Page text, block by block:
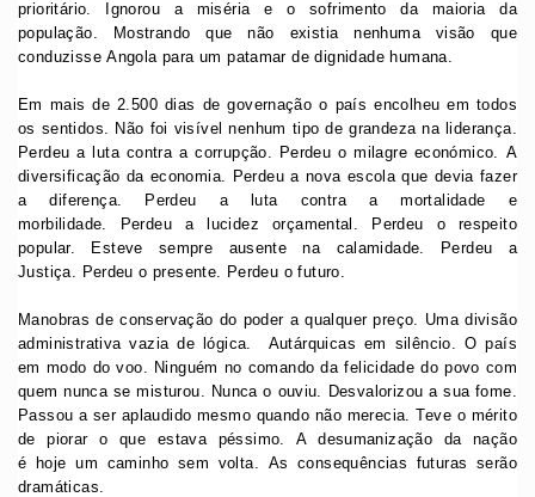
prioritário. Ignorou a miséria e o sofrimento da maioria da
população. Mostrando que não existia nenhuma visão que
conduzisse Angola para um patamar de dignidade humana.
Em mais de 2.500 dias de governação o país encolheu em todos
os sentidos. Não foi visível nenhum tipo de grandeza na liderança.
Perdeu a luta contra a corrupção. Perdeu o milagre económico. A
diversificação da economia. Perdeu a nova escola que devia fazer
a diferença. Perdeu a luta contra a mortalidade e
morbilidade. Perdeu a lucidez orçamental. Perdeu o respeito
popular. Esteve sempre ausente na calamidade. Perdeu a
Justiça. Perdeu o presente. Perdeu o futuro.
Manobras de conservação do poder a qualquer preço. Uma divisão
administrativa vazia de lógica. Autárquicas em silêncio. O país
em modo do voo. Ninguém no comando da felicidade do povo com
quem nunca se misturou. Nunca o ouviu. Desvalorizou a sua fome.
Passou a ser aplaudido mesmo quando não merecia. Teve o mérito
de piorar o que estava péssimo. A desumanização da nação
é hoje um caminho sem volta. As consequências futuras serão
dramáticas.